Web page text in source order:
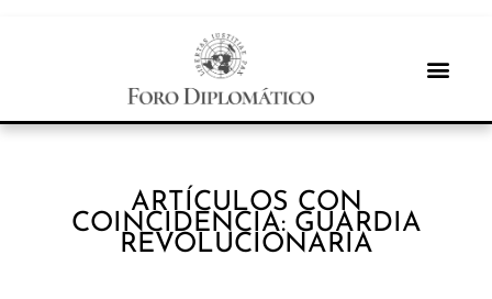
ARTÍCULOS CON
COINCIDENCIA: GUARDIA
REVOLUCIONARIA